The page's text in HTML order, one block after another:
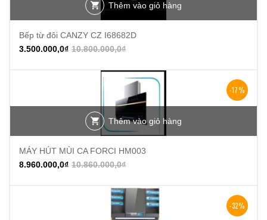
Thêm vào giỏ hàng
Bếp từ đôi CANZY CZ I68682D
10.800.000,0₫
3.500.000,0₫
-17%
Thêm vào giỏ hàng
MÁY HÚT MÙI CA FORCI HM003
10.860.000,0₫
8.960.000,0₫
-32%